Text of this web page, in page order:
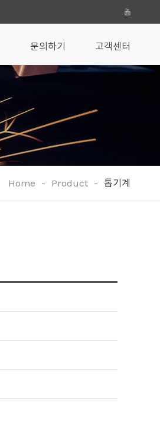
문의하기 고객센터
Home - Product - 톱기계